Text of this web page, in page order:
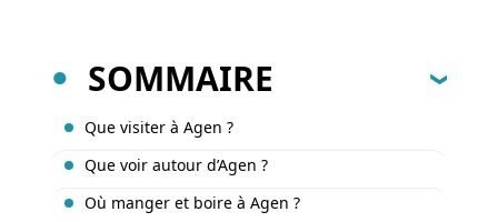
SOMMAIRE
Que visiter à Agen ?
Que voir autour d’Agen ?
Où manger et boire à Agen ?